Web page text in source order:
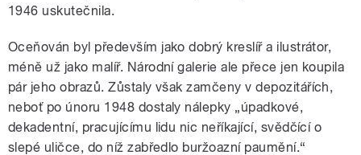
1946 uskutečnila.
Oceňován byl především jako dobrý kreslíř a ilustrátor,
méně už jako malíř. Národní galerie ale přece jen koupila
pár jeho obrazů. Zůstaly však zamčeny v depozitářích,
neboť po únoru 1948 dostaly nálepky „úpadkové,
dekadentní, pracujícímu lidu nic neříkající, svědčící o
slepé uličce, do níž zabředlo buržoazní paumění.“